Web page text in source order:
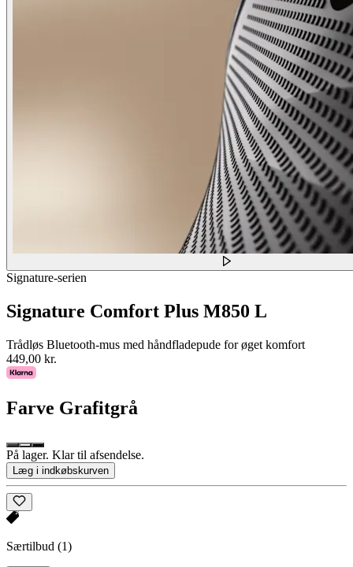
Signature-serien
Signature Comfort Plus M850 L
Trådløs Bluetooth-mus med håndfladepude for øget komfort
449,00 kr.
Farve Grafitgrå
På lager. Klar til afsendelse.
Læg i indkøbskurven
Særtilbud (1)